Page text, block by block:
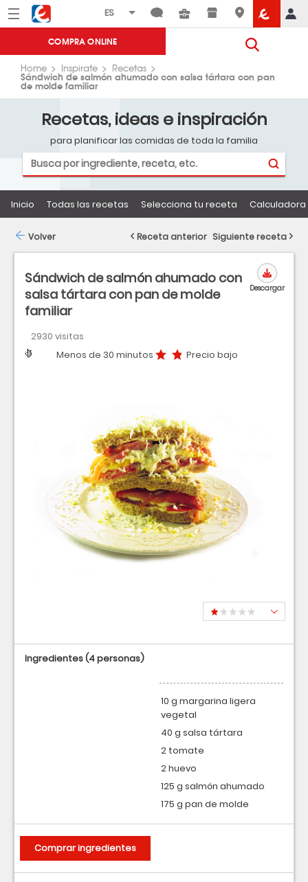
Menú Eroski
COMPRA ONLINE
Home Inspirate Recetas
Sándwich de salmón ahumado con salsa tártara con pan
de molde familiar
Recetas, ideas e inspiración
para planificar las comidas de toda la familia
Inicio Todas las recetas Selecciona tu receta
Sándwich de salmón ahumado con
salsa tártara con pan de molde
familiar
2930 visitas
Dificultad
Tiempo Menos de 30 minutos
Precio bajo Precio bajo
Descargar
Ingredientes(4 personas)
10 g margarina ligera
vegetal
40 g salsa tártara
2 tomate
2 huevo
125 g salmón ahumado
175 g pan de molde
Comprar ingredientes
Volver Receta anterior Siguiente receta